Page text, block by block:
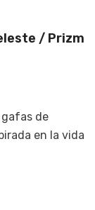
/ Prizm
gafas de
en la vida